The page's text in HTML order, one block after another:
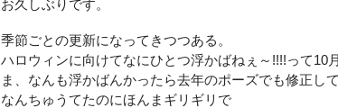
お久しぶりです。
季節ごとの更新になってきつつある。
ハロウィンに向けてなにひとつ浮かばねぇ～!!!!って10
ま、なんも浮かばんかったら去年のポーズでも修正し
なんちゅうてたのにほんまギリギリで